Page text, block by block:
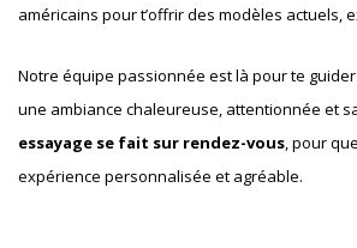
américains pour t’offrir des modèles actuels,
Notre équipe passionnée est là pour te
une ambiance chaleureuse, attentionnée et
essayage se fait sur rendez-vous, pour
expérience personnalisée et agréable.